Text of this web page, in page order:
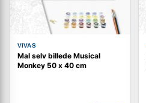
VIVAS
Mal selv billede Musical
Monkey 50 x 40 cm